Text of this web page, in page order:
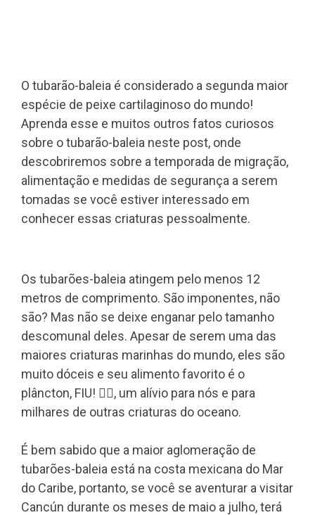
O tubarão-baleia é considerado a segunda maior
espécie de peixe cartilaginoso do mundo!
Aprenda esse e muitos outros fatos curiosos
sobre o tubarão-baleia neste post, onde
descobriremos sobre a temporada de migração,
alimentação e medidas de segurança a serem
tomadas se você estiver interessado em
conhecer essas criaturas pessoalmente.
Os tubarões-baleia atingem pelo menos 12
metros de comprimento. São imponentes, não
são? Mas não se deixe enganar pelo tamanho
descomunal deles. Apesar de serem uma das
maiores criaturas marinhas do mundo, eles são
muito dóceis e seu alimento favorito é o
plâncton, FIU! 😮‍💨, um alívio para nós e para
milhares de outras criaturas do oceano.
É bem sabido que a maior aglomeração de
tubarões-baleia está na costa mexicana do Mar
do Caribe, portanto, se você se aventurar a visitar
Cancún durante os meses de maio a julho, terá